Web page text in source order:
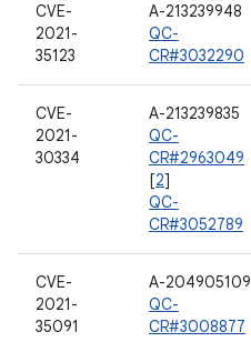
CVE-
2021-
35123
A-213239948
QC-
CR#3032290
CVE-
2021-
30334
A-213239835
QC-
CR#2963049
[2]
QC-
CR#3052789
CVE-
2021-
35091
A-204905109
QC-
CR#3008877